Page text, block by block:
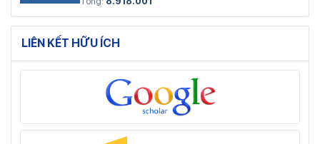
LIÊN KẾT HỮU ÍCH